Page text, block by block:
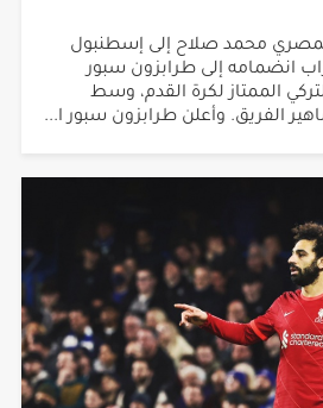
محمد صلاح إلى إسطنبول
انضمامه إلى طرابزون سبور
الممتاز لكرة القدم، وسط
الفريق. وأعلن طرابزون سبور ا...